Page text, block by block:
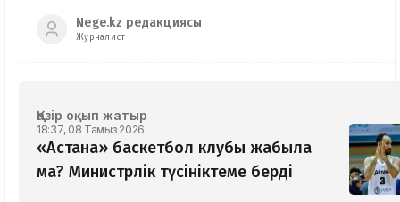
Nege.kz редакциясы
Журналист
Қазір оқып жатыр
18:37, 08 Тамыз 2026
«Астана» баскетбол клубы жабыла
ма? Министрлік түсініктеме берді